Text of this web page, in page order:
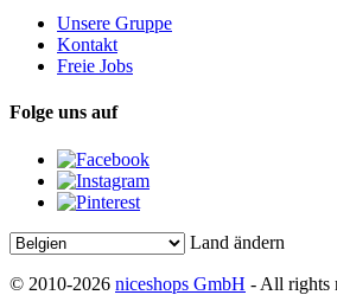
Unsere Gruppe
Kontakt
Freie Jobs
Folge uns auf
Land ändern
© 2010-2026 niceshops GmbH - All rights